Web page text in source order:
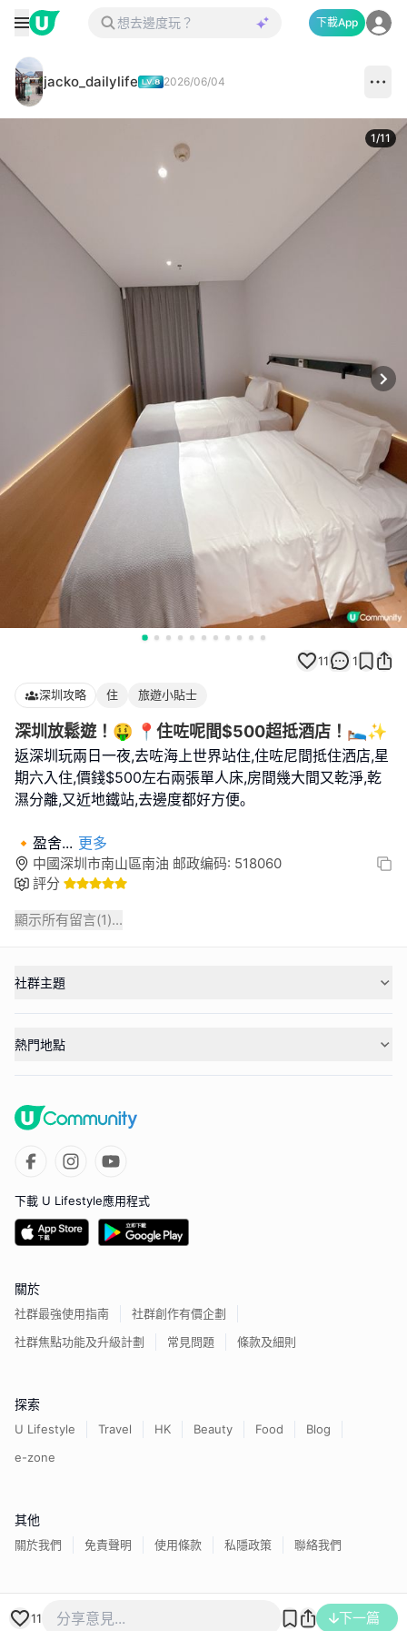
下載App
jacko_dailylife 2026/06/04
1/11
11 1
深圳攻略 住 旅遊小貼士
深圳放鬆遊！🤑 📍住咗呢間$500超抵酒店！🛌✨
返深圳玩兩日一夜,去咗海上世界站住,住咗尼間抵住洒店,星
期六入住,價錢$500左右兩張單人床,房間幾大間又乾淨,乾
濕分離,又近地鐵站,去邊度都好方便｡
🔸盈舍... 更多
中國深圳市南山區南油 邮政编码: 518060
評分
顯示所有留言(1)...
11 下一篇
社群主題
熱門地點
下載 U Lifestyle應用程式
關於
社群最強使用指南
社群創作有價企劃
社群焦點功能及升級計劃
常見問題 條款及細則
探索
U Lifestyle Travel HK Beauty Food
Blog
e-zone
其他
關於我們 免責聲明 使用條款 私隱政策 聯絡我們
香港經濟日報版權所有©